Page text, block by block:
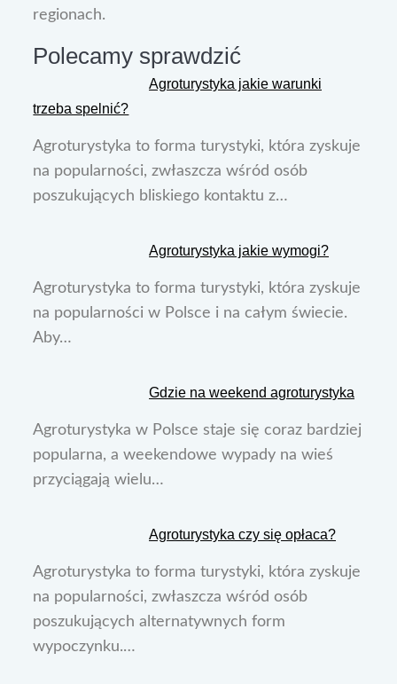
regionach.
Polecamy sprawdzić
Agroturystyka jakie warunki
trzeba spelnić?
Agroturystyka to forma turystyki, która zyskuje
na popularności, zwłaszcza wśród osób
poszukujących bliskiego kontaktu z…
Agroturystyka jakie wymogi?
Agroturystyka to forma turystyki, która zyskuje
na popularności w Polsce i na całym świecie.
Aby…
Gdzie na weekend agroturystyka
Agroturystyka w Polsce staje się coraz bardziej
popularna, a weekendowe wypady na wieś
przyciągają wielu…
Agroturystyka czy się opłaca?
Agroturystyka to forma turystyki, która zyskuje
na popularności, zwłaszcza wśród osób
poszukujących alternatywnych form
wypoczynku.…